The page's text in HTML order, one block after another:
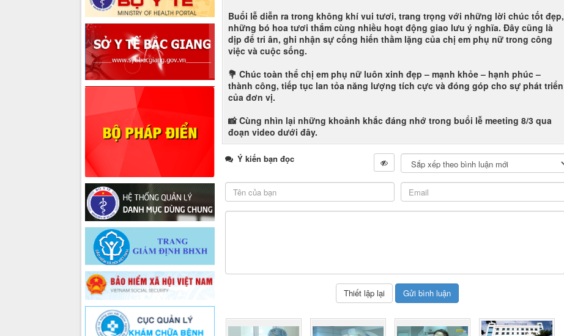
Buổi lễ diễn ra trong không khí vui tươi, trang trọng với những lời chúc tốt đẹp,
những bó hoa tươi thắm cùng nhiều hoạt động giao lưu ý nghĩa. Đây cũng là
dịp để tri ân, ghi nhận sự cống hiến thầm lặng của chị em phụ nữ trong công
việc và cuộc sống.
💐 Chúc toàn thể chị em phụ nữ luôn xinh đẹp – mạnh khỏe – hạnh phúc –
thành công, tiếp tục lan tỏa năng lượng tích cực và đóng góp cho sự phát triển
của đơn vị.
📸 Cùng nhìn lại những khoảnh khắc đáng nhớ trong buổi lễ meeting 8/3 qua
đoạn video dưới đây.
Ý kiến bạn đọc